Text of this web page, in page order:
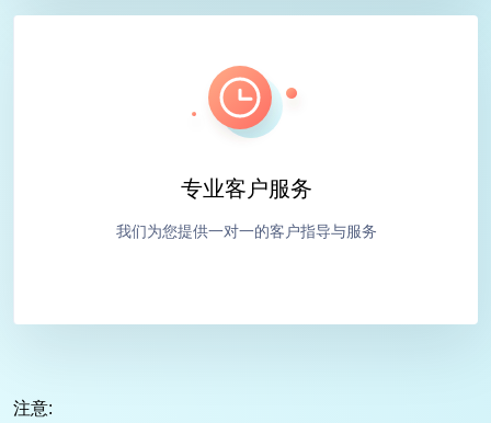
专业客户服务
我们为您提供一对一的客户指导与服务
注意: